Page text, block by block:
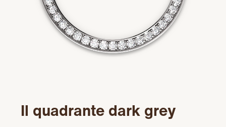
Il quadrante dark grey